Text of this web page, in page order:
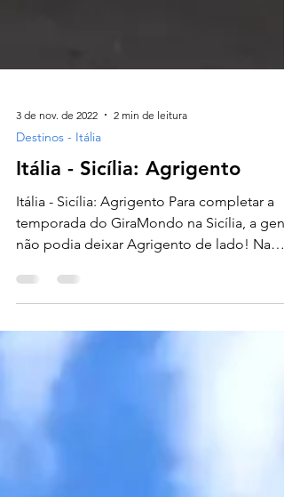
3 de nov. de 2022 2 min de leitura
Destinos - Itália
Itália - Sicília: Agrigento
Itália - Sicília: Agrigento Para completar a
temporada do GiraMondo na Sicília, a
não podia deixar Agrigento de lado! Na
época da...